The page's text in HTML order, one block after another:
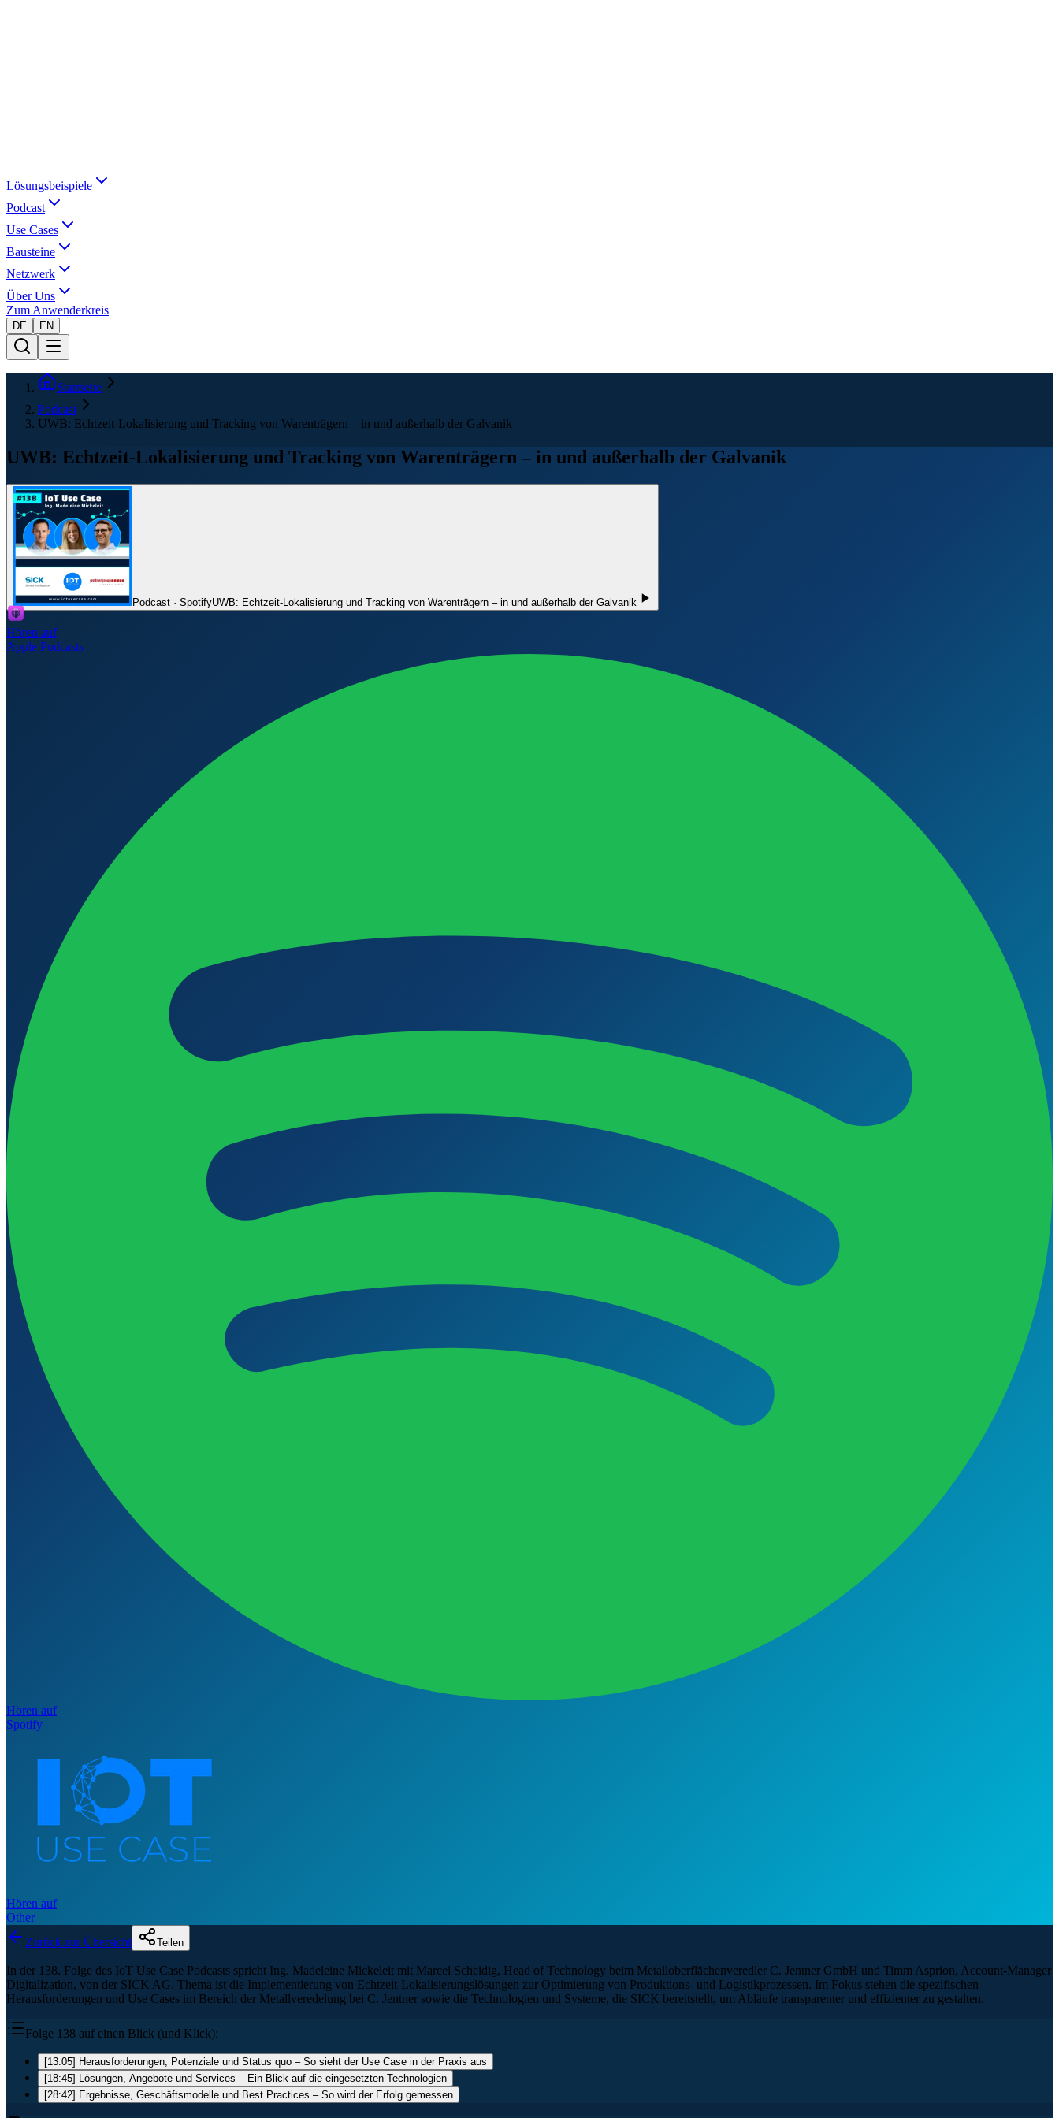
Lösungsbeispiele
Podcast
Use Cases
Bausteine
Netzwerk
Über Uns
Zum Anwenderkreis
DE EN
Startseite
Podcast
UWB: Echtzeit-Lokalisierung und Tracking von Warenträgern – in und außerhalb der Galvanik
UWB: Echtzeit-Lokalisierung und Tracking von Warenträgern – in und außerhalb der Galvanik
Podcast · SpotifyUWB: Echtzeit-Lokalisierung und Tracking von Warenträgern – in und außerhalb der Galvanik
Hören auf
Apple Podcasts
Hören auf
Spotify
Hören auf
Other
Zurück zur Übersicht
Teilen
In der 138. Folge des IoT Use Case Podcasts spricht Ing. Madeleine Mickeleit mit Marcel Scheidig, Head of Technology beim Metalloberflächenveredler C. Jentner GmbH und Timm Asprion, Account-Manager
Digitalization, von der SICK AG. Thema ist die Implementierung von Echtzeit-Lokalisierungslösungen zur Optimierung von Produktions- und Logistikprozessen. Im Fokus stehen die spezifischen
Herausforderungen und Use Cases im Bereich der Metallveredelung bei C. Jentner sowie die Technologien und Systeme, die SICK bereitstellt, um Abläufe transparenter und effizienter zu gestalten.
Folge 138 auf einen Blick (und Klick):
[13:05] Herausforderungen, Potenziale und Status quo – So sieht der Use Case in der Praxis aus
[18:45] Lösungen, Angebote und Services – Ein Blick auf die eingesetzten Technologien
[28:42] Ergebnisse, Geschäftsmodelle und Best Practices – So wird der Erfolg gemessen